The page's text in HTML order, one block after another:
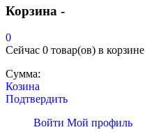
Корзина -
0
Сейчас 0 товар(ов) в корзине
Сумма:
Козина
Подтвердить
Войти Мой профиль